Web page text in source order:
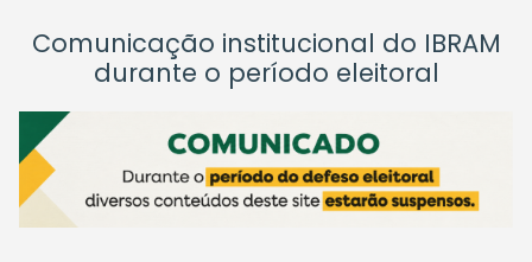
Comunicação institucional do IBRAM
durante o período eleitoral